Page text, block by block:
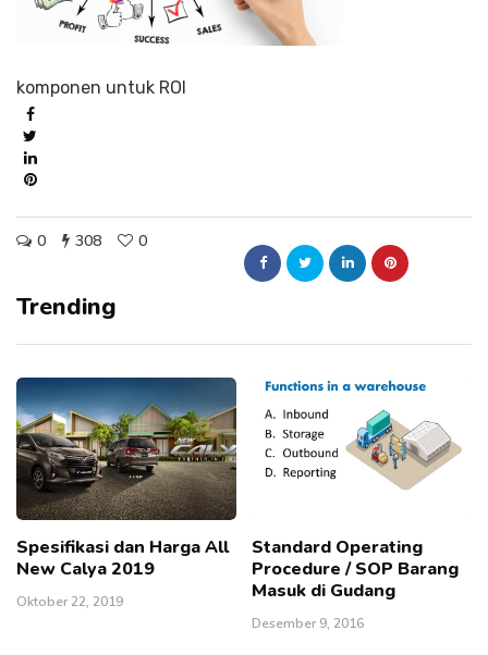
komponen untuk ROI
0 308 0
Trending
Spesifikasi dan Harga All
New Calya 2019
Oktober 22, 2019
Standard Operating
Procedure / SOP Barang
Masuk di Gudang
Desember 9, 2016